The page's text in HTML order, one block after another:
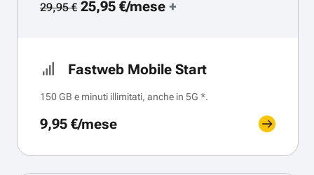
29,95 €25,95 €/mese+
Fastweb Mobile Start
150 GB e minuti illimitati, anche in 5G *.
9,95 €/mese